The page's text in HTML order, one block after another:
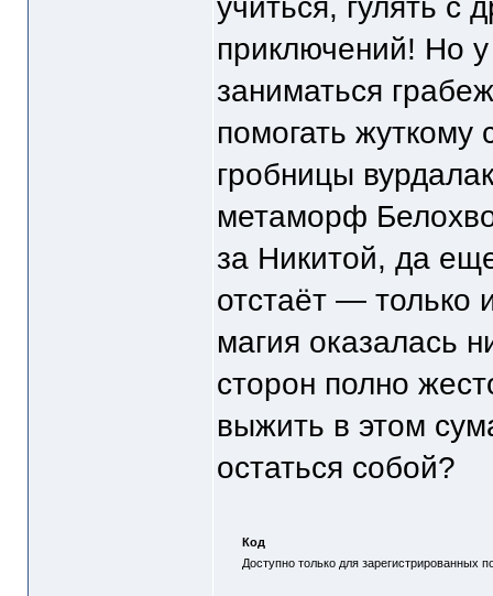
учиться, гулять с
приключений! Но
заниматься
помогать жуткому
гробницы
метаморф
за Никитой, да
отстаёт — только
магия оказалась
сторон полно
выжить в этом
остаться собой?
Код
Доступно только для зарегистрированных